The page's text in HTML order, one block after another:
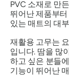
PVC 소재로 만
뛰어난 제품부
있는 매트의 대
재활용 고무는
입니다. 땀을 많
하고 싶은 분들
기능이 뛰어난